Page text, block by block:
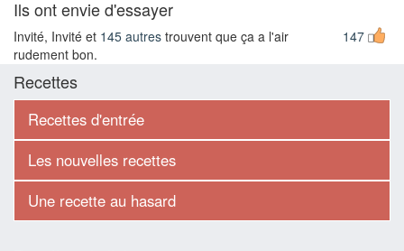
Ils ont envie d'essayer
147
Invité, Invité et 145 autres trouvent que ça a l'air
rudement bon.
Recettes
Recettes d'entrée
Les nouvelles recettes
Une recette au hasard